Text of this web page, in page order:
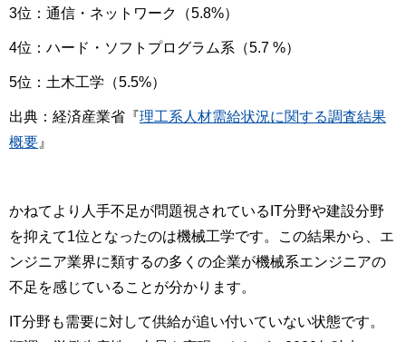
3位：通信・ネットワーク（5.8%）
4位：ハード・ソフトプログラム系（5.7 %）
5位：土木工学（5.5%）
出典：経済産業省『理工系人材需給状況に関する調査結果
概要 』
かねてより人手不足が問題視されているIT分野や建設分野
を抑えて1位となったのは機械工学です。この結果から、エ
ンジニア業界に類するの多くの企業が機械系エンジニアの
不足を感じていることが分かります。
IT分野も需要に対して供給が追い付いていない状態です。